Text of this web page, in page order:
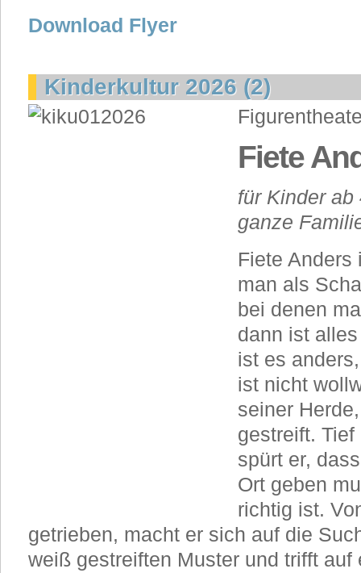
Download Flyer
Kinderkultur 2026 (2)
Fiete
für Kinder ab
ganze
Fiete Anders
man als
bei denen
dann ist
ist es
ist nicht
seiner
gestreift.
spürt er,
Ort geben
richtig ist.
getrieben, macht er sich auf die
weiß gestreiften Muster und trifft auf